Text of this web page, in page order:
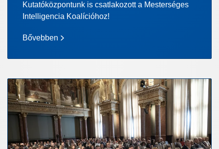
Kutatóközpontunk is csatlakozott a Mesterséges
Intelligencia Koalícióhoz!
Bővebben